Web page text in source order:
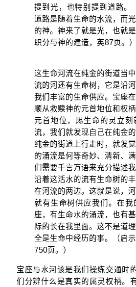
提到光，也特别提到道路。
道路是随着生命的水流，而
的神。神来了就是光，也就
职分与神的建造，英87页。）
这生命河流在纯金的街道当
流的河还有生命树，它是沿
我们丰富的生命供应。宝座
顺从救赎神的元首地位和权
元首地位，赐生命的灵立刻
流，我们就发现自己在纯金
纯金的街道上行走时，就发
的涌流是何等奇妙、清新、
们需要千言万语来充分描述我
沿着这活水的流有生命树的
在河流的两边。这就是说，
就有生命树供应我们。在我
座，有生命水的涌流，也有
际的长在我里面。这不是道
全是生命中经历的事。（启
750页。）
宝座与水河该是我们操练交通时
们分辨什么是真实的属灵权柄。